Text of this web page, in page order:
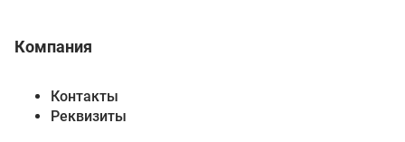
Компания
Контакты
Реквизиты